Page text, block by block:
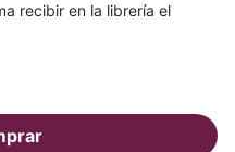
recibir en la librería el